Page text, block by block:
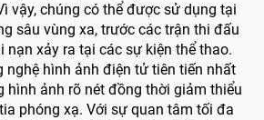
vậy, chúng có thể được sử dụng tại
sâu vùng xa, trước các trận thi đấu
nạn xảy ra tại các sự kiện thể thao.
nghệ hình ảnh điện tử tiên tiến nhất
hình ảnh rõ nét đồng thời giảm thiểu
phóng xạ. Với sự quan tâm tối đa